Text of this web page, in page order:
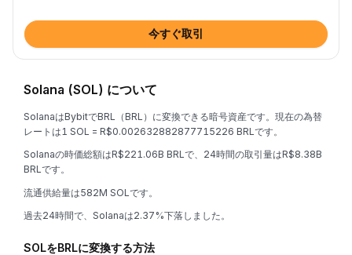
今すぐ取引
Solana (SOL) について
SolanaはBybitでBRL（BRL）に変換できる暗号資産です。現在の為替
レートは1 SOL = R$0.002632882877715226 BRLです。
Solanaの時価総額はR$221.06B BRLで、24時間の取引量はR$8.38B
BRLです。
流通供給量は582M SOLです。
過去24時間で、Solanaは2.37%下落しました。
SOLをBRLに変換する方法